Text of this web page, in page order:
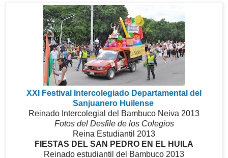
XXI Festival Intercolegiado Departamental del
Sanjuanero Huilense
Reinado Intercolegial del Bambuco Neiva 2013
Fotos del Desfile de los Colegios
Reina Estudiantil 2013
FIESTAS DEL SAN PEDRO EN EL HUILA
Reinado estudiantil del Bambuco 2013